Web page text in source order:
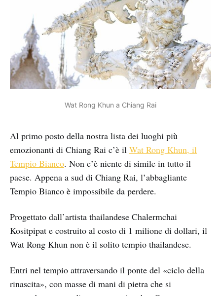
Wat Rong Khun a Chiang Rai
Al primo posto della nostra lista dei luoghi più
emozionanti di Chiang Rai c’è il Wat Rong Khun, il
Tempio Bianco. Non c’è niente di simile in tutto il
paese. Appena a sud di Chiang Rai, l’abbagliante
Tempio Bianco è impossibile da perdere.
Progettato dall’artista thailandese Chalermchai
Kositpipat e costruito al costo di 1 milione di dollari, il
Wat Rong Khun non è il solito tempio thailandese.
Entri nel tempio attraversando il ponte del «ciclo della
rinascita», con masse di mani di pietra che si